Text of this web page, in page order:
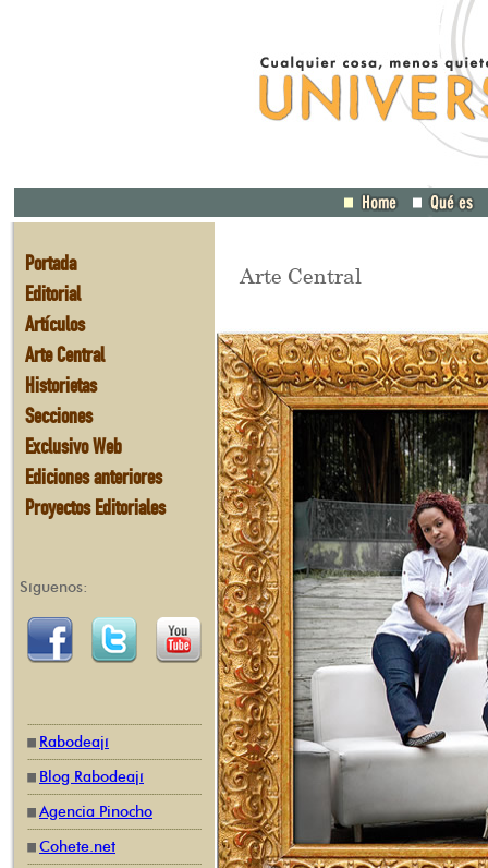
Portada
Editorial
Artículos
Arte Central
Historietas
Secciones
Exclusivo Web
Ediciones anteriores
Proyectos Editoriales
Síguenos:
Rabodeají
Blog Rabodeají
Agencia Pinocho
Cohete.net
Arte Central